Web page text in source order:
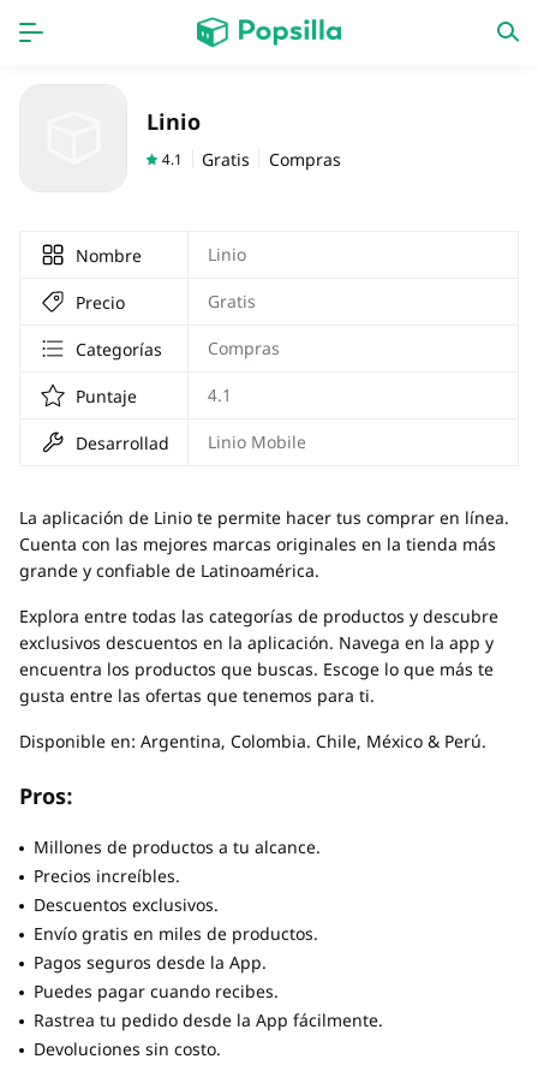
Linio
4.1 Gratis Compras
Nombre Linio
Precio Gratis
Categorías Compras
Puntaje 4.1
Desarrollador Linio Mobile
La aplicación de Linio te permite hacer tus comprar en línea.
Cuenta con las mejores marcas originales en la tienda más
grande y confiable de Latinoamérica.
Explora entre todas las categorías de productos y descubre
exclusivos descuentos en la aplicación. Navega en la app y
encuentra los productos que buscas. Escoge lo que más te
gusta entre las ofertas que tenemos para ti.
Disponible en: Argentina, Colombia. Chile, México & Perú.
Pros:
Millones de productos a tu alcance.
Precios increíbles.
Descuentos exclusivos.
Envío gratis en miles de productos.
Pagos seguros desde la App.
Puedes pagar cuando recibes.
Rastrea tu pedido desde la App fácilmente.
Devoluciones sin costo.